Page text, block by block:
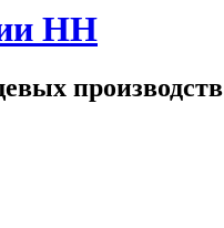
НН
производств